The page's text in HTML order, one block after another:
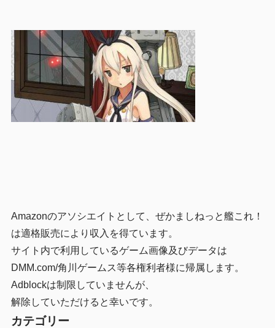
Amazonのアソシエイトとして、ぜかましねっと艦これ！
は適格販売により収入を得ています。
サイト内で利用しているゲーム画像及びデータは
DMM.com/角川ゲームス等各権利者様に帰属します。
Adblockは制限していませんが、
解除していただけると幸いです。
カテゴリー